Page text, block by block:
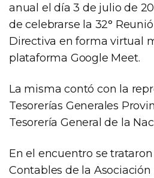
anual el día 3 de julio de
de celebrarse la 32°
Directiva en forma virtual
plataforma Google Meet.
La misma contó con la
Tesorerías Generales
Tesorería General de la
En el encuentro se trataron
Contables de la Asociación